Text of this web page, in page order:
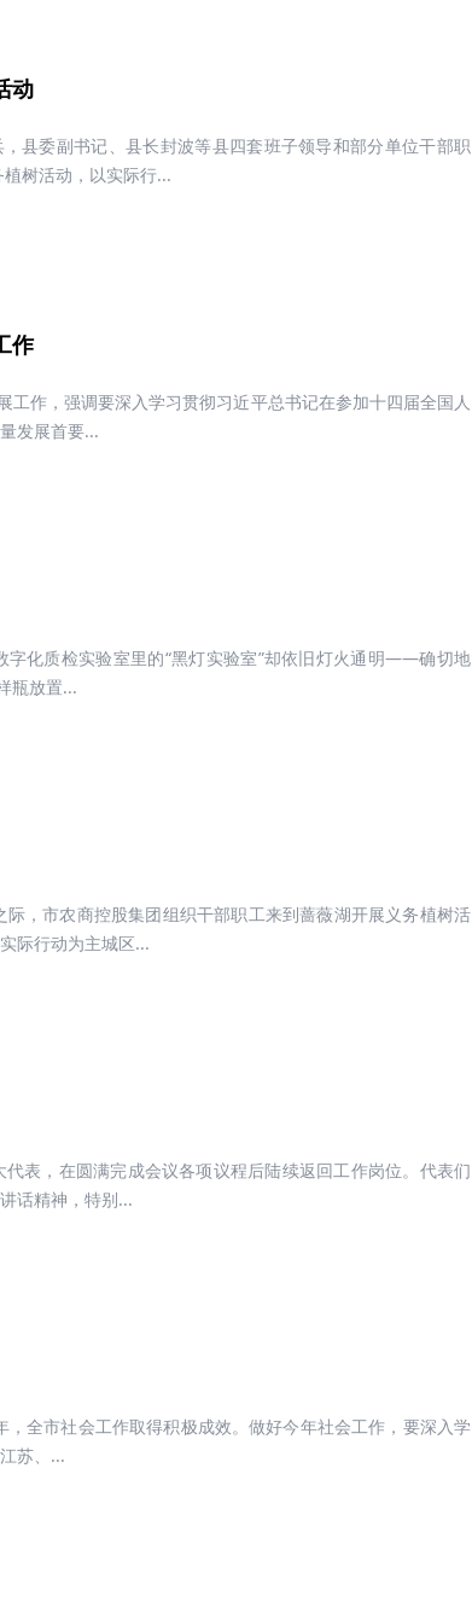
动
县委副书记、县长封波等县四套班子领导和部分单位干部职
树活动，以实际行...
作
作，强调要深入学习贯彻习近平总书记在参加十四届全国人
发展首要...
化质检实验室里的“黑灯实验室”却依旧灯火通明——确切地
瓶放置...
，市农商控股集团组织干部职工来到蔷薇湖开展义务植树活
际行动为主城区...
表，在圆满完成会议各项议程后陆续返回工作岗位。代表们
话精神，特别...
全市社会工作取得积极成效。做好今年社会工作，要深入学
苏、...